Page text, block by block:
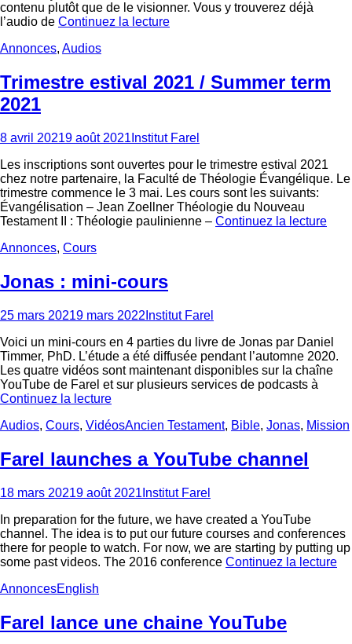
contenu plutôt que de le visionner. Vous y trouverez déjà
l’audio de Continuez la lecture
Categories
Annonces, Audios
Trimestre estival 2021 / Summer term
2021
Posted
8 avril 20219 août 2021Author
Institut Farel
Les inscriptions sont ouvertes pour le trimestre estival 2021
chez notre partenaire, la Faculté de Théologie Évangélique. Le
trimestre commence le 3 mai. Les cours sont les suivants:
Évangélisation – Jean Zoellner Théologie du Nouveau
Testament II : Théologie paulinienne – Continuez la lecture
Categories
Annonces, Cours
Jonas : mini-cours
Posted
25 mars 20219 mars 2022Author
Institut Farel
Voici un mini-cours en 4 parties du livre de Jonas par Daniel
Timmer, PhD. L’étude a été diffusée pendant l’automne 2020.
Les quatre vidéos sont maintenant disponibles sur la chaîne
YouTube de Farel et sur plusieurs services de podcasts à
Continuez la lecture
Categories
Audios, Cours, VidéosTags
Ancien Testament, Bible, Jonas, Mission
Farel launches a YouTube channel
Posted
18 mars 20219 août 2021Author
Institut Farel
In preparation for the future, we have created a YouTube
channel. The idea is to put our future courses and conferences
there for people to watch. For now, we are starting by putting up
some past videos. The 2016 conference Continuez la lecture
Categories
AnnoncesTags
English
Farel lance une chaine YouTube